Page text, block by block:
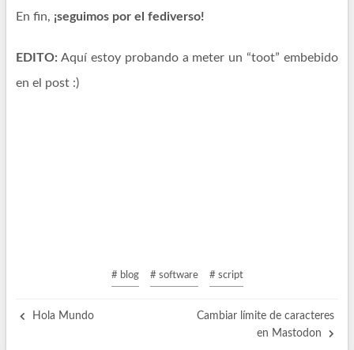
En fin, ¡seguimos por el fediverso!
EDITO: Aquí estoy probando a meter un “toot” embebido
en el post :)
# blog # software # script
Hola Mundo
Cambiar límite de caracteres
en Mastodon